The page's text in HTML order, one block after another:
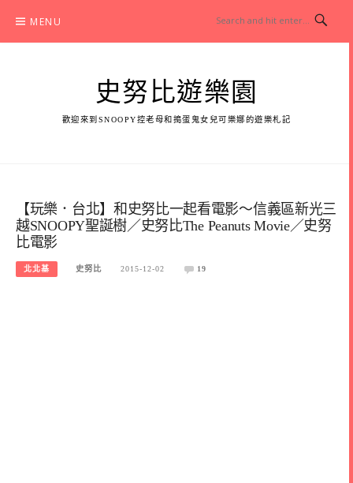
content
MENU
史努比遊樂園
歡迎來到SNOOPY控老母和搗蛋鬼女兒可樂娜的遊樂札記
【玩樂．台北】和史努比一起看電影～信義區新光三
越SNOOPY聖誕樹／史努比The Peanuts Movie／史努
比電影
北北基 史努比 2015-12-02 19